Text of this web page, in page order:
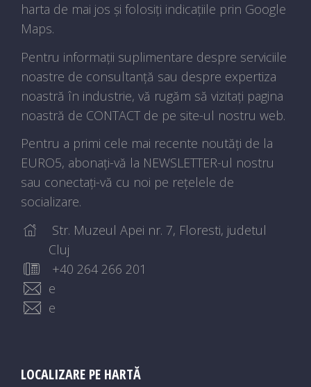
harta de mai jos și folosiți indicațiile prin Google
Maps.
Pentru informații suplimentare despre serviciile
noastre de consultanță sau despre expertiza
noastră în industrie, vă rugăm să vizitați pagina
noastră de CONTACT de pe site-ul nostru web.
Pentru a primi cele mai recente noutăți de la
EURO5, abonați-vă la NEWSLETTER-ul nostru
sau conectați-vă cu noi pe rețelele de
socializare.
Str. Muzeul Apei nr. 7, Floresti, judetul
Cluj
+40 264 266 201
e
e
LOCALIZARE PE HARTĂ